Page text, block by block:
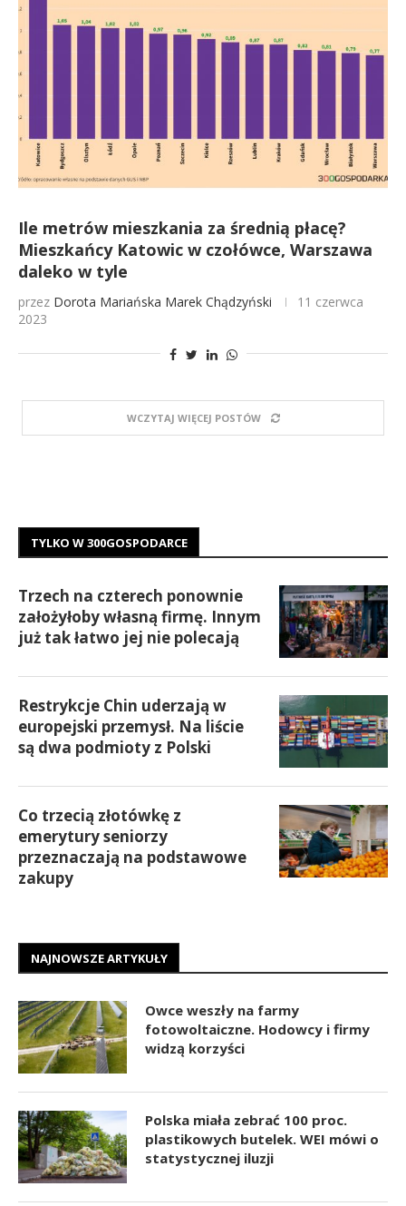
Ile metrów mieszkania za średnią płacę?
Mieszkańcy Katowic w czołówce, Warszawa
daleko w tyle
przez Dorota Mariańska Marek Chądzyński
11 czerwca
2023
WCZYTAJ WIĘCEJ POSTÓW
TYLKO W 300GOSPODARCE
Trzech na czterech ponownie
założyłoby własną firmę. Innym
już tak łatwo jej nie polecają
Restrykcje Chin uderzają w
europejski przemysł. Na liście
są dwa podmioty z Polski
Co trzecią złotówkę z
emerytury seniorzy
przeznaczają na podstawowe
zakupy
NAJNOWSZE ARTYKUŁY
Owce weszły na farmy
fotowoltaiczne. Hodowcy i firmy
widzą korzyści
Polska miała zebrać 100 proc.
plastikowych butelek. WEI mówi o
statystycznej iluzji